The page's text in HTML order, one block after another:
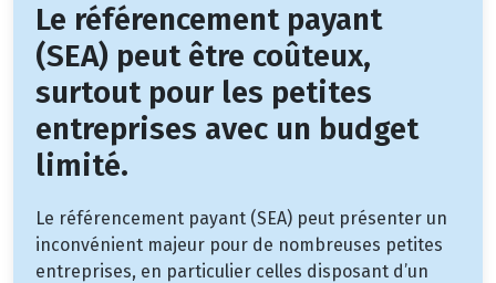
Le référencement payant
(SEA) peut être coûteux,
surtout pour les petites
entreprises avec un budget
limité.
Le référencement payant (SEA) peut présenter un
inconvénient majeur pour de nombreuses petites
entreprises, en particulier celles disposant d’un